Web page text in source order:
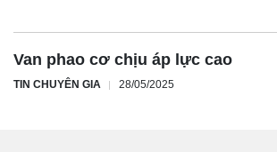
Van phao cơ chịu áp lực cao
TIN CHUYÊN GIA 28/05/2025